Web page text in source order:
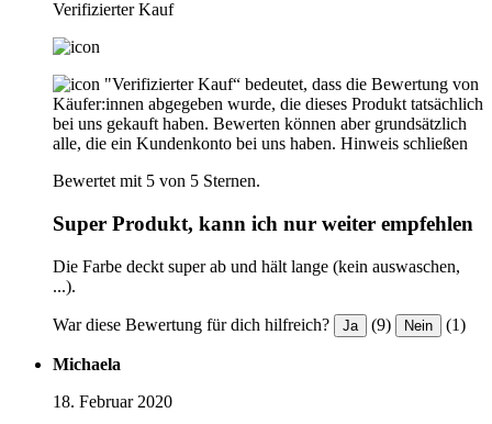
Verifizierter Kauf
"Verifizierter Kauf“ bedeutet, dass die Bewertung von
Käufer:innen abgegeben wurde, die dieses Produkt tatsächlich
bei uns gekauft haben. Bewerten können aber grundsätzlich
alle, die ein Kundenkonto bei uns haben. Hinweis schließen
Bewertet mit 5 von 5 Sternen.
Super Produkt, kann ich nur weiter empfehlen
Die Farbe deckt super ab und hält lange (kein auswaschen,
...).
War diese Bewertung für dich hilfreich? Ja (9) Nein (1)
Michaela
18. Februar 2020